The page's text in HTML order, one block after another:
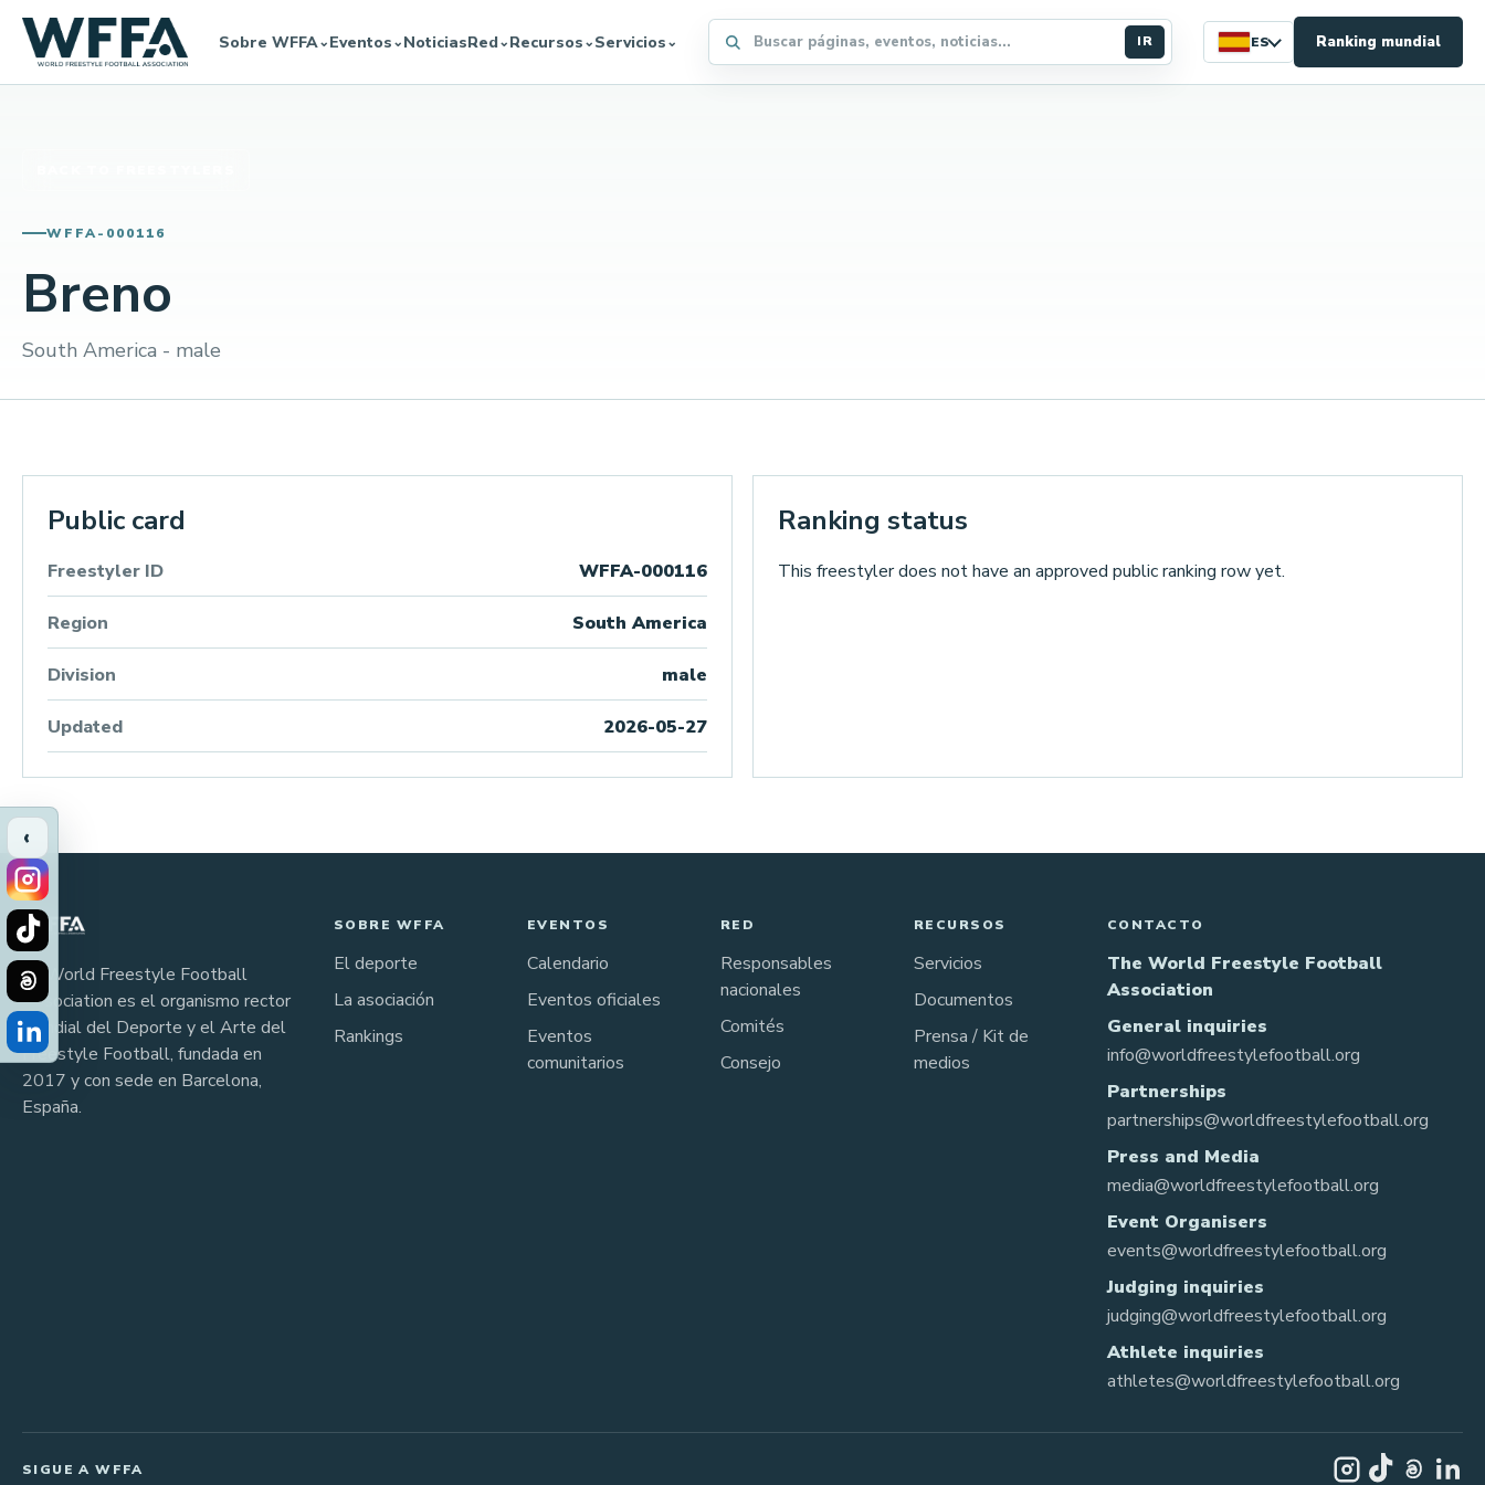
Sobre WFFA⌄Eventos⌄NoticiasRed⌄Recursos⌄Servicios⌄ Buscar en el sitio WFFA IR ES Ranking mundial
‹
WFFA-000116
Breno
South America - male
Public card
Freestyler ID WFFA-000116
Region South America
Division male
Updated 2026-05-27
Ranking status
This freestyler does not have an approved public ranking row yet.
La World Freestyle Football
Association es el organismo rector
mundial del Deporte y el Arte del
Freestyle Football, fundada en
2017 y con sede en Barcelona,
España.
SOBRE WFFA
El deporte
La asociación
Rankings
EVENTOS
Calendario
Eventos oficiales
Eventos
comunitarios
RED
Responsables
nacionales
Comités
Consejo
RECURSOS
Servicios
Documentos
Prensa / Kit de
medios
CONTACTO
The World Freestyle Football
Association
General inquiries
info@worldfreestylefootball.org
Partnerships
partnerships@worldfreestylefootball.org
Press and Media
media@worldfreestylefootball.org
Event Organisers
events@worldfreestylefootball.org
Judging inquiries
judging@worldfreestylefootball.org
Athlete inquiries
athletes@worldfreestylefootball.org
SIGUE A WFFA